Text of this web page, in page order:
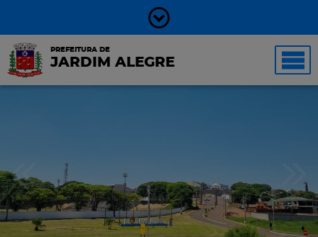
PREFEITURA DE
JARDIM ALEGRE